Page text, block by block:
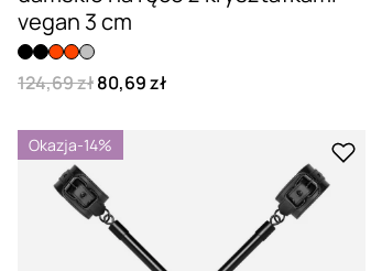
vegan 3 cm
124,69 zł80,69 zł
Okazja-14%